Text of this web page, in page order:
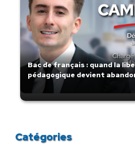
Bac de français : quand la
pédagogique devient
Catégories